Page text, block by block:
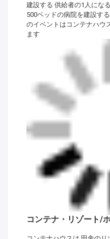
建設する 供給者の1人にな
500ベッドの病院を建設す
のイベントはコンテナハウ
ます
コンテナ・リゾート/